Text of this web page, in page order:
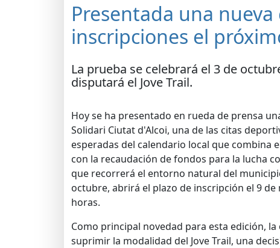
Presentada una
inscripciones el
La prueba se celebrará el 3 de
disputará el Jove Trail.
Hoy se ha presentado en rueda de prensa
Solidari Ciutat d'Alcoi, una de las citas
esperadas del calendario local que combina
con la recaudación de fondos para la lucha
que recorrerá el entorno natural del
octubre, abrirá el plazo de inscripción el 9 de
horas.
Como principal novedad para esta edición,
suprimir la modalidad del Jove Trail, una